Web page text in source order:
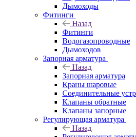
Дымоходы
Фитинги
Назад
Фитинги
Водогазопроводные
Дымоходов
Запорная арматура
Назад
Запорная арматура
Краны шаровые
Соединительные
Клапаны обратные
Клапаны запорные
Регулирующая арматура
Назад